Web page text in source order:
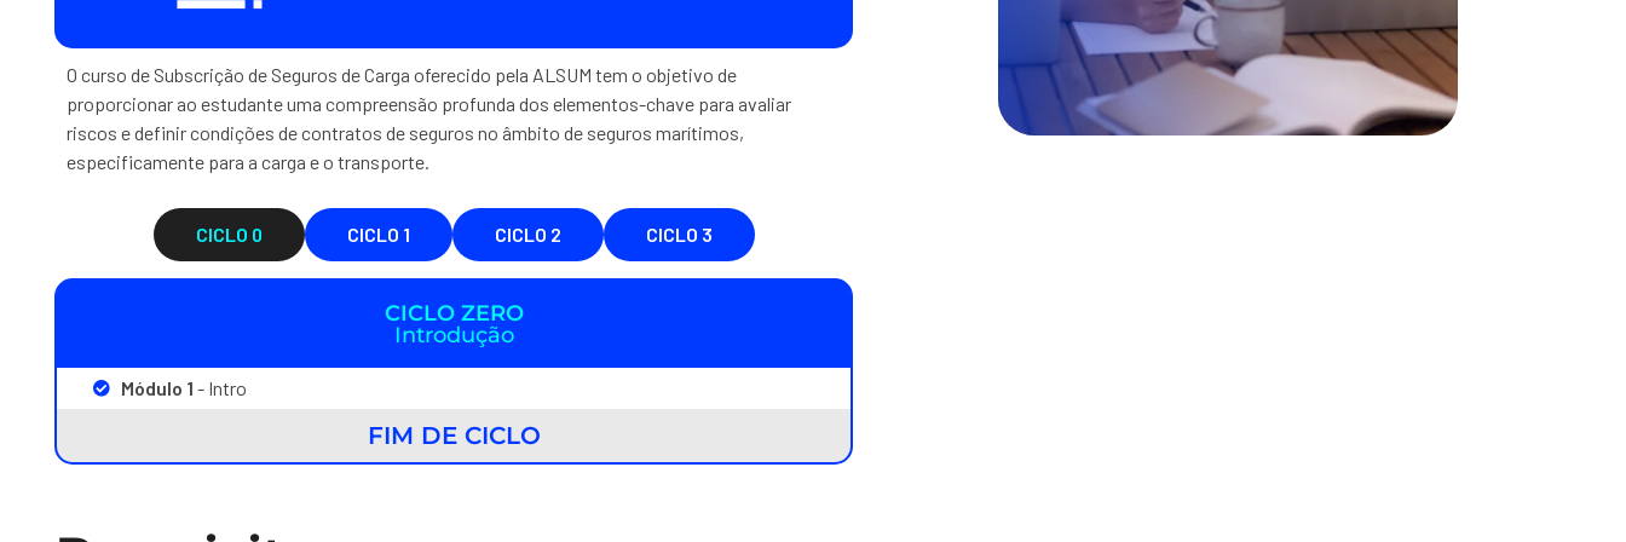
O curso de Subscrição de Seguros de Carga oferecido pela ALSUM tem o objetivo de
proporcionar ao estudante uma compreensão profunda dos elementos-chave para avaliar
riscos e definir condições de contratos de seguros no âmbito de seguros marítimos,
especificamente para a carga e o transporte.
CICLO 0 CICLO 1 CICLO 2 CICLO 3
CICLO ZERO
Introdução
Módulo 1 - Intro
FIM DE CICLO